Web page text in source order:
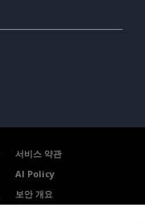
서비스 약관
AI Policy
보안 개요